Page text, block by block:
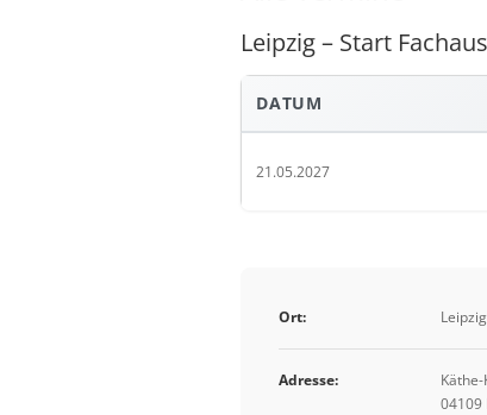
Leipzig – Start
DATUM
21.05.2027
Ort: Leipzig
Adresse:
04109